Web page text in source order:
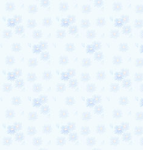
】【風水館】1.居家風水2.企業風水3.帝